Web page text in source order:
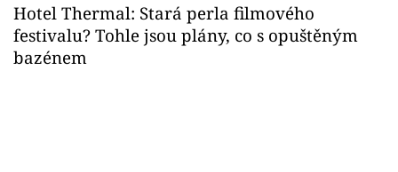
Hotel Thermal: Stará perla filmového
festivalu? Tohle jsou plány, co s opuštěným
bazénem